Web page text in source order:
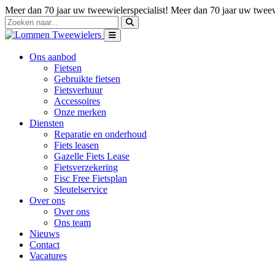
Meer dan 70 jaar uw tweewielerspecialist! Meer dan 70 jaar uw
Ons aanbod
Fietsen
Gebruikte fietsen
Fietsverhuur
Accessoires
Onze merken
Diensten
Reparatie en onderhoud
Fiets leasen
Gazelle Fiets Lease
Fietsverzekering
Fisc Free Fietsplan
Sleutelservice
Over ons
Over ons
Ons team
Nieuws
Contact
Vacatures